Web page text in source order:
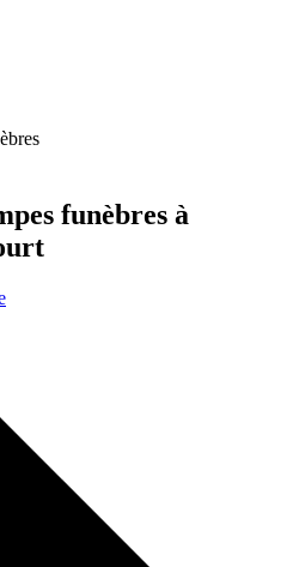
funèbres à